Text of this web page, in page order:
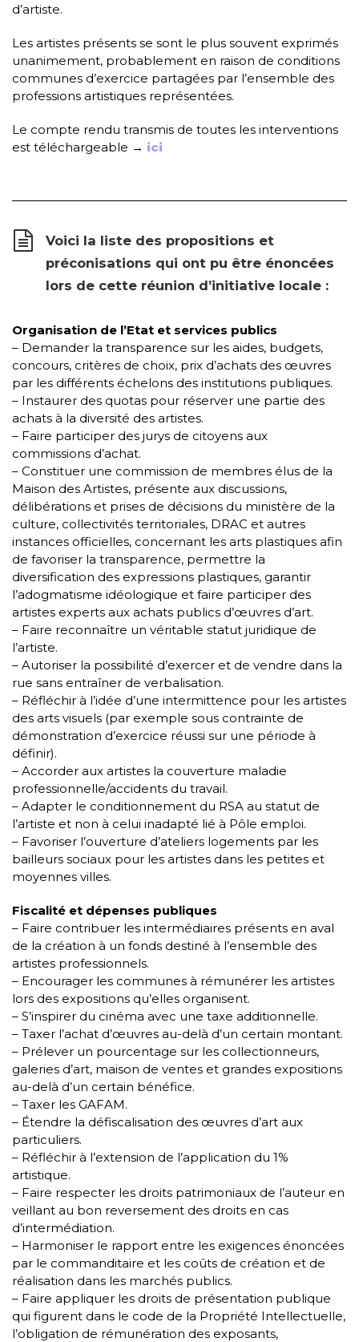
d’artiste.
Les artistes présents se sont le plus souvent exprimés
unanimement, probablement en raison de conditions
communes d’exercice partagées par l’ensemble des
professions artistiques représentées.
Le compte rendu transmis de toutes les interventions
est téléchargeable → ici
Voici la liste des propositions et
préconisations qui ont pu être énoncées
lors de cette réunion d’initiative locale :
Organisation de l’Etat et services publics
– Demander la transparence sur les aides, budgets,
concours, critères de choix, prix d’achats des œuvres
par les différents échelons des institutions publiques.
– Instaurer des quotas pour réserver une partie des
achats à la diversité des artistes.
– Faire participer des jurys de citoyens aux
commissions d’achat.
– Constituer une commission de membres élus de la
Maison des Artistes, présente aux discussions,
délibérations et prises de décisions du ministère de la
culture, collectivités territoriales, DRAC et autres
instances officielles, concernant les arts plastiques afin
de favoriser la transparence, permettre la
diversification des expressions plastiques, garantir
l’adogmatisme idéologique et faire participer des
artistes experts aux achats publics d’œuvres d’art.
– Faire reconnaître un véritable statut juridique de
l’artiste.
– Autoriser la possibilité d’exercer et de vendre dans la
rue sans entraîner de verbalisation.
– Réfléchir à l’idée d’une intermittence pour les artistes
des arts visuels (par exemple sous contrainte de
démonstration d’exercice réussi sur une période à
définir).
– Accorder aux artistes la couverture maladie
professionnelle/accidents du travail.
– Adapter le conditionnement du RSA au statut de
l’artiste et non à celui inadapté lié à Pôle emploi.
– Favoriser l’ouverture d’ateliers logements par les
bailleurs sociaux pour les artistes dans les petites et
moyennes villes.
Fiscalité et dépenses publiques
– Faire contribuer les intermédiaires présents en aval
de la création à un fonds destiné à l’ensemble des
artistes professionnels.
– Encourager les communes à rémunérer les artistes
lors des expositions qu’elles organisent.
– S’inspirer du cinéma avec une taxe additionnelle.
– Taxer l’achat d’œuvres au-delà d’un certain montant.
– Prélever un pourcentage sur les collectionneurs,
galeries d’art, maison de ventes et grandes expositions
au-delà d’un certain bénéfice.
– Taxer les GAFAM.
– Étendre la défiscalisation des œuvres d’art aux
particuliers.
– Réfléchir à l’extension de l’application du 1%
artistique.
– Faire respecter les droits patrimoniaux de l’auteur en
veillant au bon reversement des droits en cas
d’intermédiation.
– Harmoniser le rapport entre les exigences énoncées
par le commanditaire et les coûts de création et de
réalisation dans les marchés publics.
– Faire appliquer les droits de présentation publique
qui figurent dans le code de la Propriété Intellectuelle,
l’obligation de rémunération des exposants,